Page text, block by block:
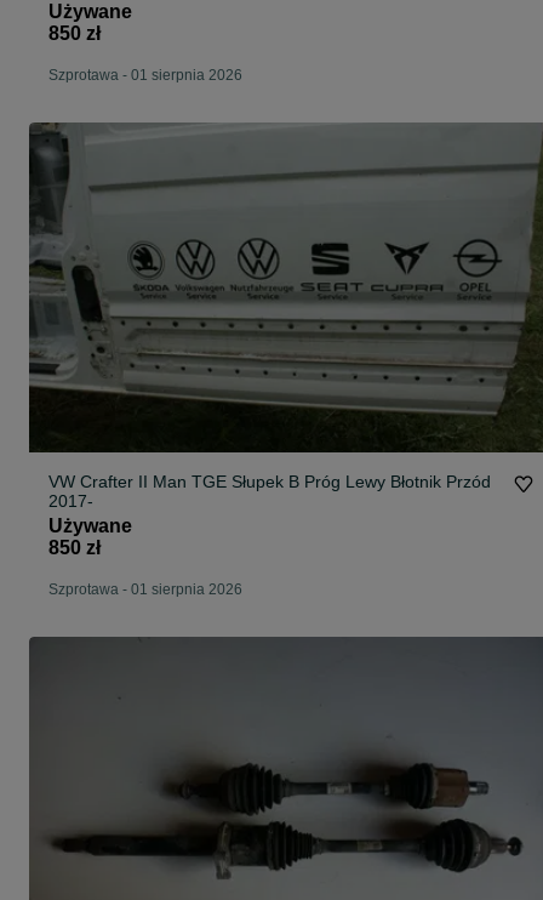
Używane
850 zł
Szprotawa - 01 sierpnia 2026
VW Crafter II Man TGE Słupek B Próg Lewy Błotnik Przód
2017-
Używane
850 zł
Szprotawa - 01 sierpnia 2026